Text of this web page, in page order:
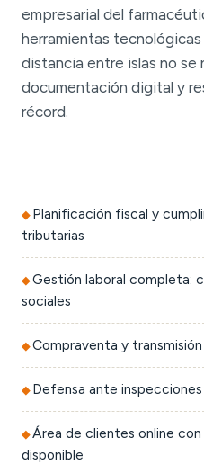
empresarial del
herramientas tecnológicas
distancia entre islas no se
documentación digital y
récord.
Planificación fiscal y
tributarias
Gestión laboral completa:
sociales
Compraventa y
Defensa ante
Área de clientes online
disponible